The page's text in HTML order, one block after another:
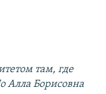
там, где
Алла Борисовна